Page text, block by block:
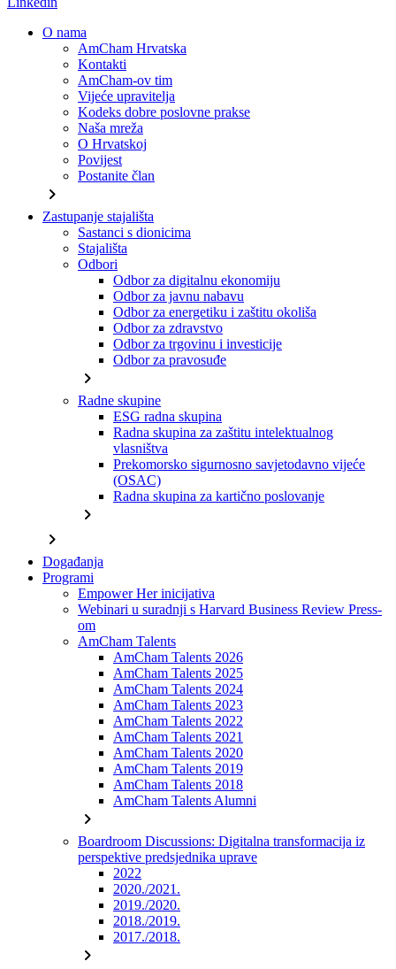
O nama
AmCham Hrvatska
Kontakti
AmCham-ov tim
Vijeće upravitelja
Kodeks dobre poslovne prakse
Naša mreža
O Hrvatskoj
Povijest
Postanite član
chevron_right
Zastupanje stajališta
Sastanci s dionicima
Stajališta
Odbori
Odbor za digitalnu ekonomiju
Odbor za javnu nabavu
Odbor za energetiku i zaštitu okoliša
Odbor za zdravstvo
Odbor za trgovinu i investicije
Odbor za pravosuđe
chevron_right
Radne skupine
ESG radna skupina
Radna skupina za zaštitu intelektualnog
vlasništva
Prekomorsko sigurnosno savjetodavno vijeće
(OSAC)
Radna skupina za kartično poslovanje
chevron_right
chevron_right
Događanja
Programi
Empower Her inicijativa
Webinari u suradnji s Harvard Business Review Press-
om
AmCham Talents
AmCham Talents 2026
AmCham Talents 2025
AmCham Talents 2024
AmCham Talents 2023
AmCham Talents 2022
AmCham Talents 2021
AmCham Talents 2020
AmCham Talents 2019
AmCham Talents 2018
AmCham Talents Alumni
chevron_right
Boardroom Discussions: Digitalna transformacija iz
perspektive predsjednika uprave
2022
2020./2021.
2019./2020.
2018./2019.
2017./2018.
chevron_right